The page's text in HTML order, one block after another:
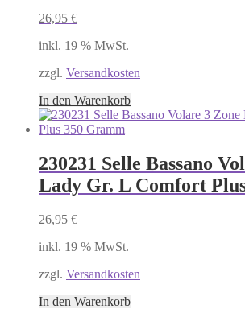
26,95 €
inkl. 19 % MwSt.
zzgl. Versandkosten
In den Warenkorb
230231 Selle Bassano
Lady Gr. L Comfort
26,95 €
inkl. 19 % MwSt.
zzgl. Versandkosten
In den Warenkorb